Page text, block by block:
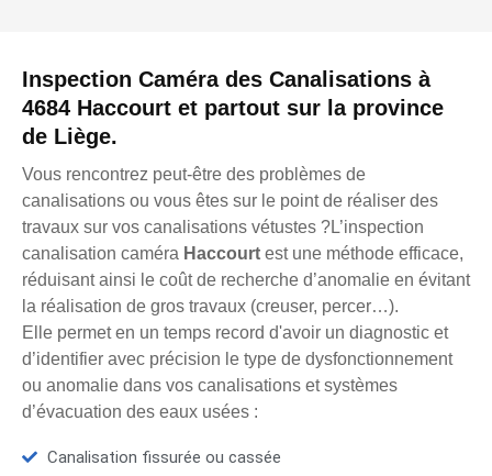
Inspection Caméra des Canalisations à
4684 Haccourt et partout sur la province
de Liège.
Vous rencontrez peut-être des problèmes de
canalisations ou vous êtes sur le point de réaliser des
travaux sur vos canalisations vétustes ?L’inspection
canalisation caméra Haccourt est une méthode efficace,
réduisant ainsi le coût de recherche d’anomalie en évitant
la réalisation de gros travaux (creuser, percer…).
Elle permet en un temps record d'avoir un diagnostic et
d’identifier avec précision le type de dysfonctionnement
ou anomalie dans vos canalisations et systèmes
d’évacuation des eaux usées :
Canalisation fissurée ou cassée